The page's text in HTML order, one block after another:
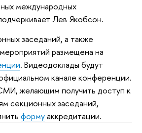
международных
Лев Якобсон.
заседаний, а также
размещена на
. Видеодоклады будут
канале конференции.
желающим получить доступ к
секционных заседаний,
формуаккредитации.